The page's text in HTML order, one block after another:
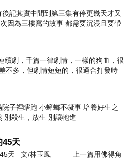
後，聽到的是
音。好多摩擦
裳妍說：「現
眼了。」一睜
從牆角落走出
到。一分鐘
那件毛衣和黑
記其實中間到第三集有停更幾天才又
因為三樓寫的故事 都需要沉浸且要帶
續劇，千篇一律劇情，一樣的狗血，很
不多，但劇情短短的，很適合打發時
子裡瞎跑 小蟑螂不礙事 培養好生之
別殺生，放生 別讓牠進
45天
45天 文/林玉鳳 上一篇用佛得角